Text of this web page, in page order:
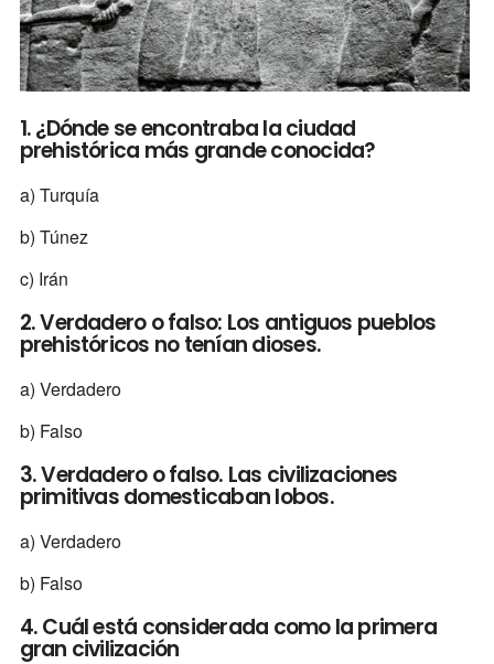
1. ¿Dónde se encontraba la ciudad
prehistórica más grande conocida?
a) Turquía
b) Túnez
c) Irán
2. Verdadero o falso: Los antiguos pueblos
prehistóricos no tenían dioses.
a) Verdadero
b) Falso
3. Verdadero o falso. Las civilizaciones
primitivas domesticaban lobos.
a) Verdadero
b) Falso
4. Cuál está considerada como la primera
gran civilización